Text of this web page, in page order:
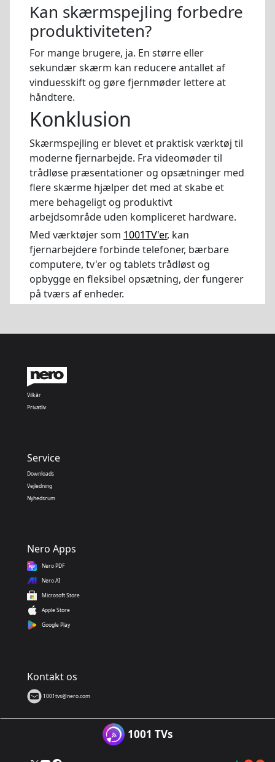
Kan skærmspejling forbedre
produktiviteten?
For mange brugere, ja. En større eller
sekundær skærm kan reducere antallet af
vinduesskift og gøre fjernmøder lettere at
håndtere.
Konklusion
Skærmspejling er blevet et praktisk værktøj til
moderne fjernarbejde. Fra videomøder til
trådløse præsentationer og opsætninger med
flere skærme hjælper det med at skabe et
mere behageligt og produktivt
arbejdsområde uden kompliceret hardware.
Med værktøjer som 1001TV'er, kan
fjernarbejdere forbinde telefoner, bærbare
computere, tv'er og tablets trådløst og
opbygge en fleksibel opsætning, der fungerer
på tværs af enheder.
Vilkår
Privatliv
Service
Downloads
Vejledning
Nyhedsrum
Nero Apps
Nero PDF
Nero AI
Microsoft Store
Apple Store
Google Play
Kontakt os
1001tvs@nero.com
1001 TVs